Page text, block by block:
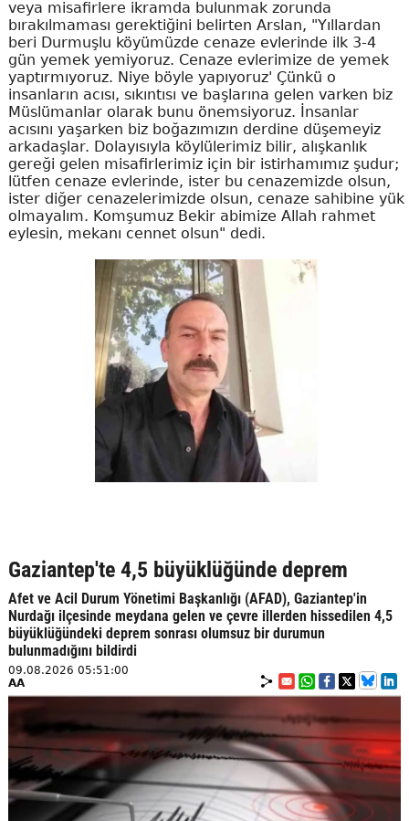
veya misafirlere ikramda bulunmak zorunda
bırakılmaması gerektiğini belirten Arslan, "Yıllardan
beri Durmuşlu köyümüzde cenaze evlerinde ilk 3-4
gün yemek yemiyoruz. Cenaze evlerimize de yemek
yaptırmıyoruz. Niye böyle yapıyoruz' Çünkü o
insanların acısı, sıkıntısı ve başlarına gelen varken biz
Müslümanlar olarak bunu önemsiyoruz. İnsanlar
acısını yaşarken biz boğazımızın derdine düşemeyiz
arkadaşlar. Dolayısıyla köylülerimiz bilir, alışkanlık
gereği gelen misafirlerimiz için bir istirhamımız şudur;
lütfen cenaze evlerinde, ister bu cenazemizde olsun,
ister diğer cenazelerimizde olsun, cenaze sahibine yük
olmayalım. Komşumuz Bekir abimize Allah rahmet
eylesin, mekanı cennet olsun" dedi.
Gaziantep'te 4,5 büyüklüğünde deprem
Afet ve Acil Durum Yönetimi Başkanlığı (AFAD), Gaziantep'in
Nurdağı ilçesinde meydana gelen ve çevre illerden hissedilen 4,5
büyüklüğündeki deprem sonrası olumsuz bir durumun
bulunmadığını bildirdi
09.08.2026 05:51:00
AA